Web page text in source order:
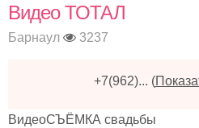
Видео ТОТАЛ
Барнаул 3237
+7(962)... (
ВидеоСЪЁМКА свадьбы